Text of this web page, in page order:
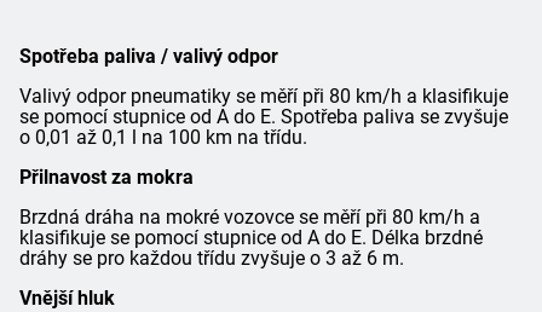
Spotřeba paliva / valivý odpor
Valivý odpor pneumatiky se měří při 80 km/h a klasifikuje
se pomocí stupnice od A do E. Spotřeba paliva se zvyšuje
o 0,01 až 0,1 l na 100 km na třídu.
Přilnavost za mokra
Brzdná dráha na mokré vozovce se měří při 80 km/h a
klasifikuje se pomocí stupnice od A do E. Délka brzdné
dráhy se pro každou třídu zvyšuje o 3 až 6 m.
Vnější hluk